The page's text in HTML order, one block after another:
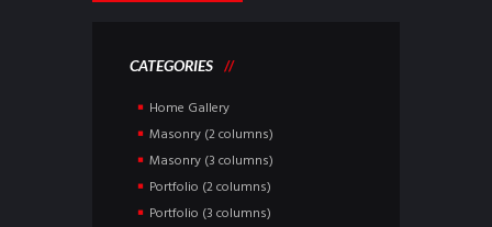
CATEGORIES
Home Gallery
Masonry (2 columns)
Masonry (3 columns)
Portfolio (2 columns)
Portfolio (3 columns)